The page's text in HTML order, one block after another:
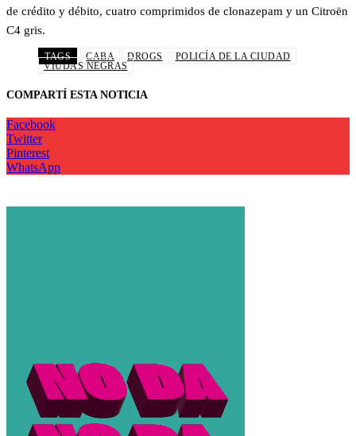
de crédito y débito, cuatro comprimidos de clonazepam y un Citroën
C4 gris.
TAGS CABA DROGS
POLICÍA DE LA CIUDAD
VIUDAS NEGRAS
COMPARTÍ ESTA NOTICIA
Facebook
Twitter
Pinterest
WhatsApp